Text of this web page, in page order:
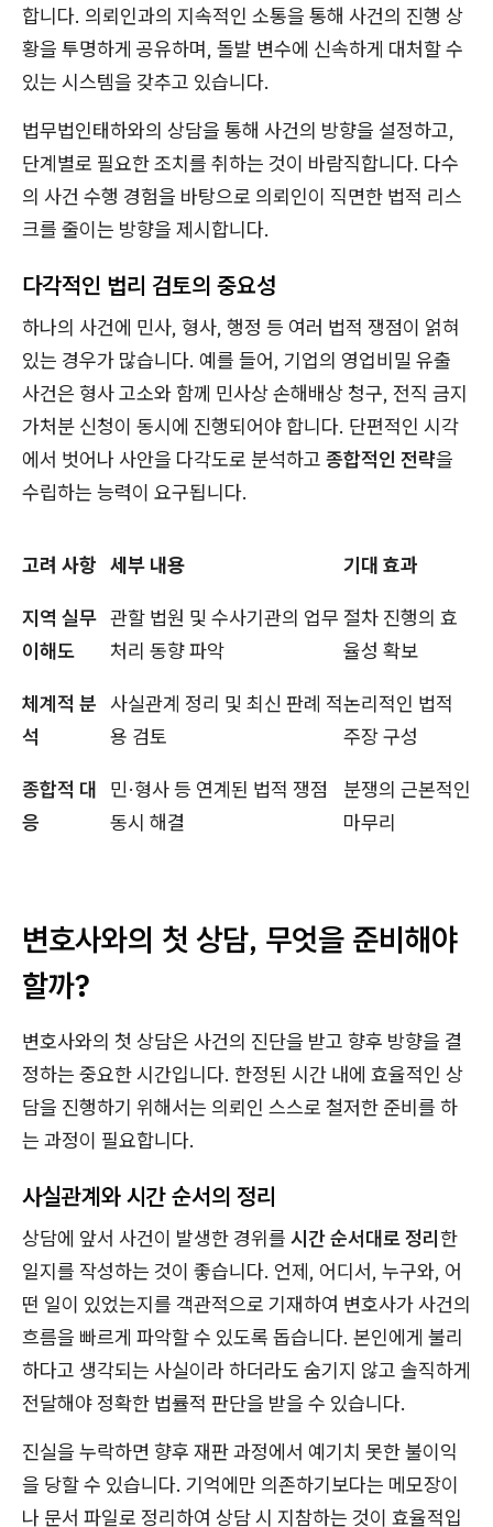
합니다. 의뢰인과의 지속적인 소통을 통해 사건의 진행 상
황을 투명하게 공유하며, 돌발 변수에 신속하게 대처할 수
있는 시스템을 갖추고 있습니다.
법무법인태하와의 상담을 통해 사건의 방향을 설정하고,
단계별로 필요한 조치를 취하는 것이 바람직합니다. 다수
의 사건 수행 경험을 바탕으로 의뢰인이 직면한 법적 리스
크를 줄이는 방향을 제시합니다.
다각적인 법리 검토의 중요성
하나의 사건에 민사, 형사, 행정 등 여러 법적 쟁점이 얽혀
있는 경우가 많습니다. 예를 들어, 기업의 영업비밀 유출
사건은 형사 고소와 함께 민사상 손해배상 청구, 전직 금지
가처분 신청이 동시에 진행되어야 합니다. 단편적인 시각
에서 벗어나 사안을 다각도로 분석하고 종합적인 전략을
수립하는 능력이 요구됩니다.
고려 사항 세부 내용 기대 효과
지역 실무
이해도
관할 법원 및 수사기관의 업무
처리 동향 파악
절차 진행의 효
율성 확보
체계적 분
석
사실관계 정리 및 최신 판례 적
용 검토
논리적인 법적
주장 구성
종합적 대
응
민·형사 등 연계된 법적 쟁점
동시 해결
분쟁의 근본적인
마무리
변호사와의 첫 상담, 무엇을 준비해야
할까?
변호사와의 첫 상담은 사건의 진단을 받고 향후 방향을 결
정하는 중요한 시간입니다. 한정된 시간 내에 효율적인 상
담을 진행하기 위해서는 의뢰인 스스로 철저한 준비를 하
는 과정이 필요합니다.
사실관계와 시간 순서의 정리
상담에 앞서 사건이 발생한 경위를 시간 순서대로 정리한
일지를 작성하는 것이 좋습니다. 언제, 어디서, 누구와, 어
떤 일이 있었는지를 객관적으로 기재하여 변호사가 사건의
흐름을 빠르게 파악할 수 있도록 돕습니다. 본인에게 불리
하다고 생각되는 사실이라 하더라도 숨기지 않고 솔직하게
전달해야 정확한 법률적 판단을 받을 수 있습니다.
진실을 누락하면 향후 재판 과정에서 예기치 못한 불이익
을 당할 수 있습니다. 기억에만 의존하기보다는 메모장이
나 문서 파일로 정리하여 상담 시 지참하는 것이 효율적입